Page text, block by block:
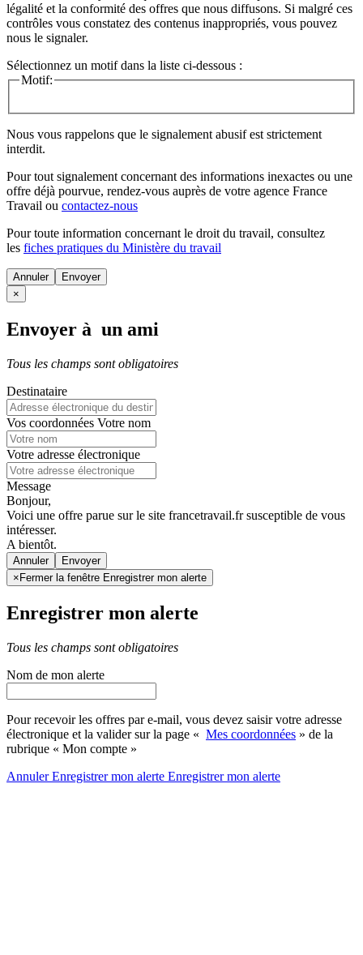
légalité et la conformité des offres que nous diffusons. Si malgré ces
contrôles vous constatez des contenus inappropriés, vous pouvez
nous le signaler.
Sélectionnez un motif dans la liste ci-dessous :
Motif:
Nous vous rappelons que le signalement abusif est strictement
interdit.
Pour tout signalement concernant des informations inexactes ou une
offre déjà pourvue, rendez-vous auprès de votre agence France
Travail ou contactez-nous
Pour toute information concernant le droit du travail, consultez
les fiches pratiques du Ministère du travail
Annuler
×
Envoyer à un ami
Tous les champs sont obligatoires
Destinataire
Vos coordonnées Votre nom
Votre adresse électronique
Message
Bonjour,
Voici une offre parue sur le site francetravail.fr susceptible de vous
intéresser.
A bientôt.
Annuler
× Fermer la fenêtre Enregistrer mon alerte
Enregistrer mon alerte
Tous les champs sont obligatoires
Nom de mon alerte
Pour recevoir les offres par e-mail, vous devez saisir votre adresse
électronique et la valider sur la page « Mes coordonnées » de la
rubrique « Mon compte »
AnnulerEnregistrer mon alerte Enregistrermon alerte